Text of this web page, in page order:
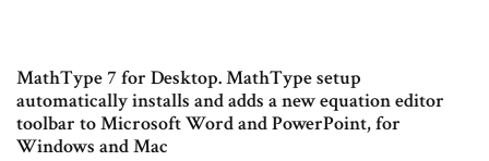
MathType 7 for Desktop. MathType setup
automatically installs and adds a new equation editor
toolbar to Microsoft Word and PowerPoint, for
Windows and Mac